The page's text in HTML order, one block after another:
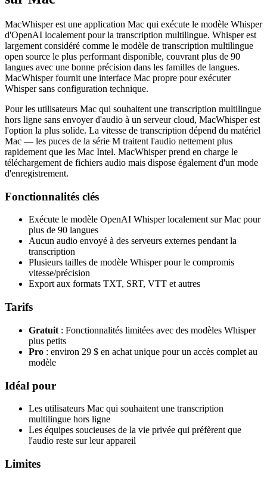
MacWhisper est une application Mac qui exécute le modèle Whisper
d'OpenAI localement pour la transcription multilingue. Whisper est
largement considéré comme le modèle de transcription multilingue
open source le plus performant disponible, couvrant plus de 90
langues avec une bonne précision dans les familles de langues.
MacWhisper fournit une interface Mac propre pour exécuter
Whisper sans configuration technique.
Pour les utilisateurs Mac qui souhaitent une transcription multilingue
hors ligne sans envoyer d'audio à un serveur cloud, MacWhisper est
l'option la plus solide. La vitesse de transcription dépend du matériel
Mac — les puces de la série M traitent l'audio nettement plus
rapidement que les Mac Intel. MacWhisper prend en charge le
téléchargement de fichiers audio mais dispose également d'un mode
d'enregistrement.
Fonctionnalités clés
Exécute le modèle OpenAI Whisper localement sur Mac pour
plus de 90 langues
Aucun audio envoyé à des serveurs externes pendant la
transcription
Plusieurs tailles de modèle Whisper pour le compromis
vitesse/précision
Export aux formats TXT, SRT, VTT et autres
Tarifs
Gratuit : Fonctionnalités limitées avec des modèles Whisper
plus petits
Pro : environ 29 $ en achat unique pour un accès complet au
modèle
Idéal pour
Les utilisateurs Mac qui souhaitent une transcription
multilingue hors ligne
Les équipes soucieuses de la vie privée qui préfèrent que
l'audio reste sur leur appareil
Limites